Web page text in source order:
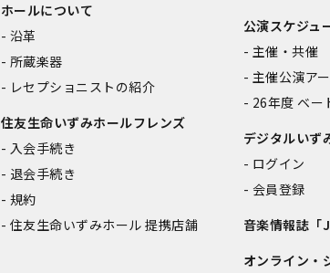
ホールについて
沿革
所蔵楽器
レセプショニストの紹介
住友生命いずみホールフレンズ
入会手続き
退会手続き
規約
住友生命いずみホール 提携店舗
公演スケジュ
主催・共催
主催公演ア
26年度 ベー
デジタルいず
ログイン
会員登録
音楽情報誌「
オンライン・